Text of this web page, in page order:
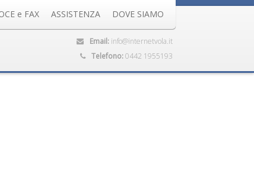
e FAX ASSISTENZA DOVE SIAMO
Email: info@internetvola.it
Telefono:0442 1955193